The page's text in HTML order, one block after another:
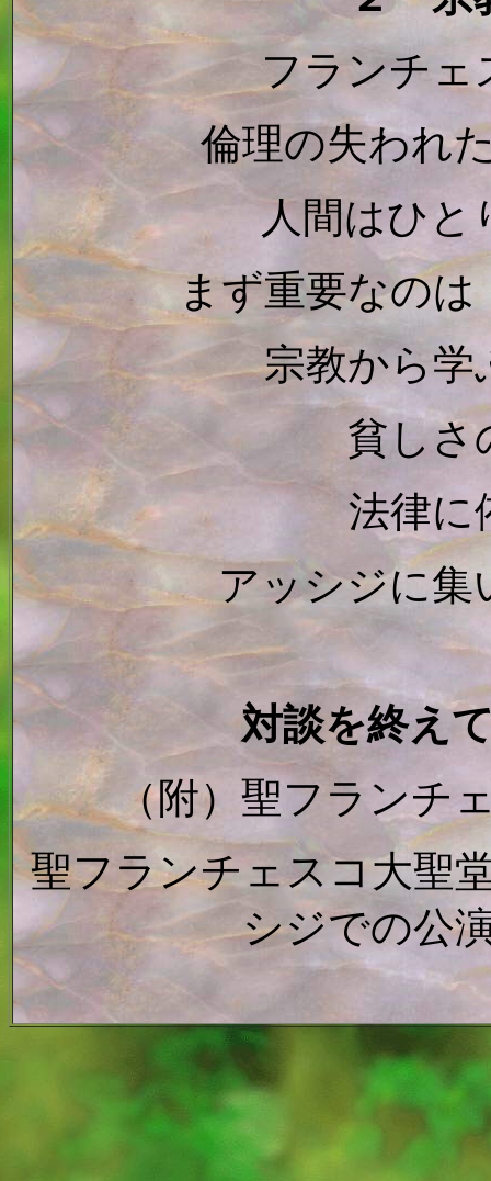
フランチェ
倫理の失われ
人間はひと
まず重要なのは
宗教から学
貧しさ
法律に
アッシジに集
対談を終え
（附）聖フランチ
聖フランチェスコ大聖
シジでの公